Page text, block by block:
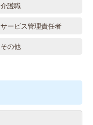
介護職
サービス管理責任者
その他